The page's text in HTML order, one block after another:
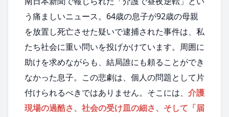
う痛ましいニュース。64歳の息子が92歳の母親
を放置し死亡させた疑いで逮捕された事件は、私
たち社会に重い問いを投げかけています。周囲に
助けを求めながらも、結局誰にも頼ることができ
なかった息子。この悲劇は、個人の問題として片
付けられるべきではありません。そこには、 介護
現場の過酷さ、社会の受け皿の細さ、そして「届